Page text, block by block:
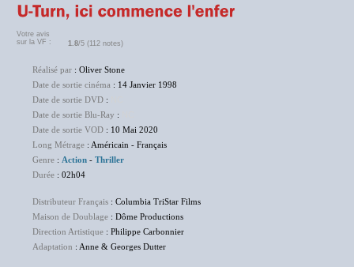
Votre avis
sur la VF :
1.8/5 (112 notes)
Réalisé par : Oliver Stone
Date de sortie cinéma : 14 Janvier 1998
Date de sortie DVD :
Date de sortie Blu-Ray :
Date de sortie VOD : 10 Mai 2020
Long Métrage : Américain - Français
Genre : Action - Thriller
Durée : 02h04
Distributeur Français : Columbia TriStar Films
Maison de Doublage : Dôme Productions
Direction Artistique : Philippe Carbonnier
Adaptation : Anne & Georges Dutter